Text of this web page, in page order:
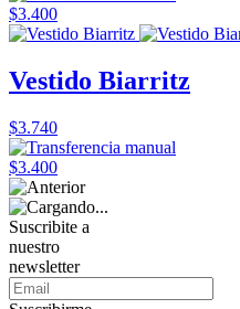
$3.400
Vestido Biarritz
$3.740
$3.400
Suscribite a
nuestro
newsletter